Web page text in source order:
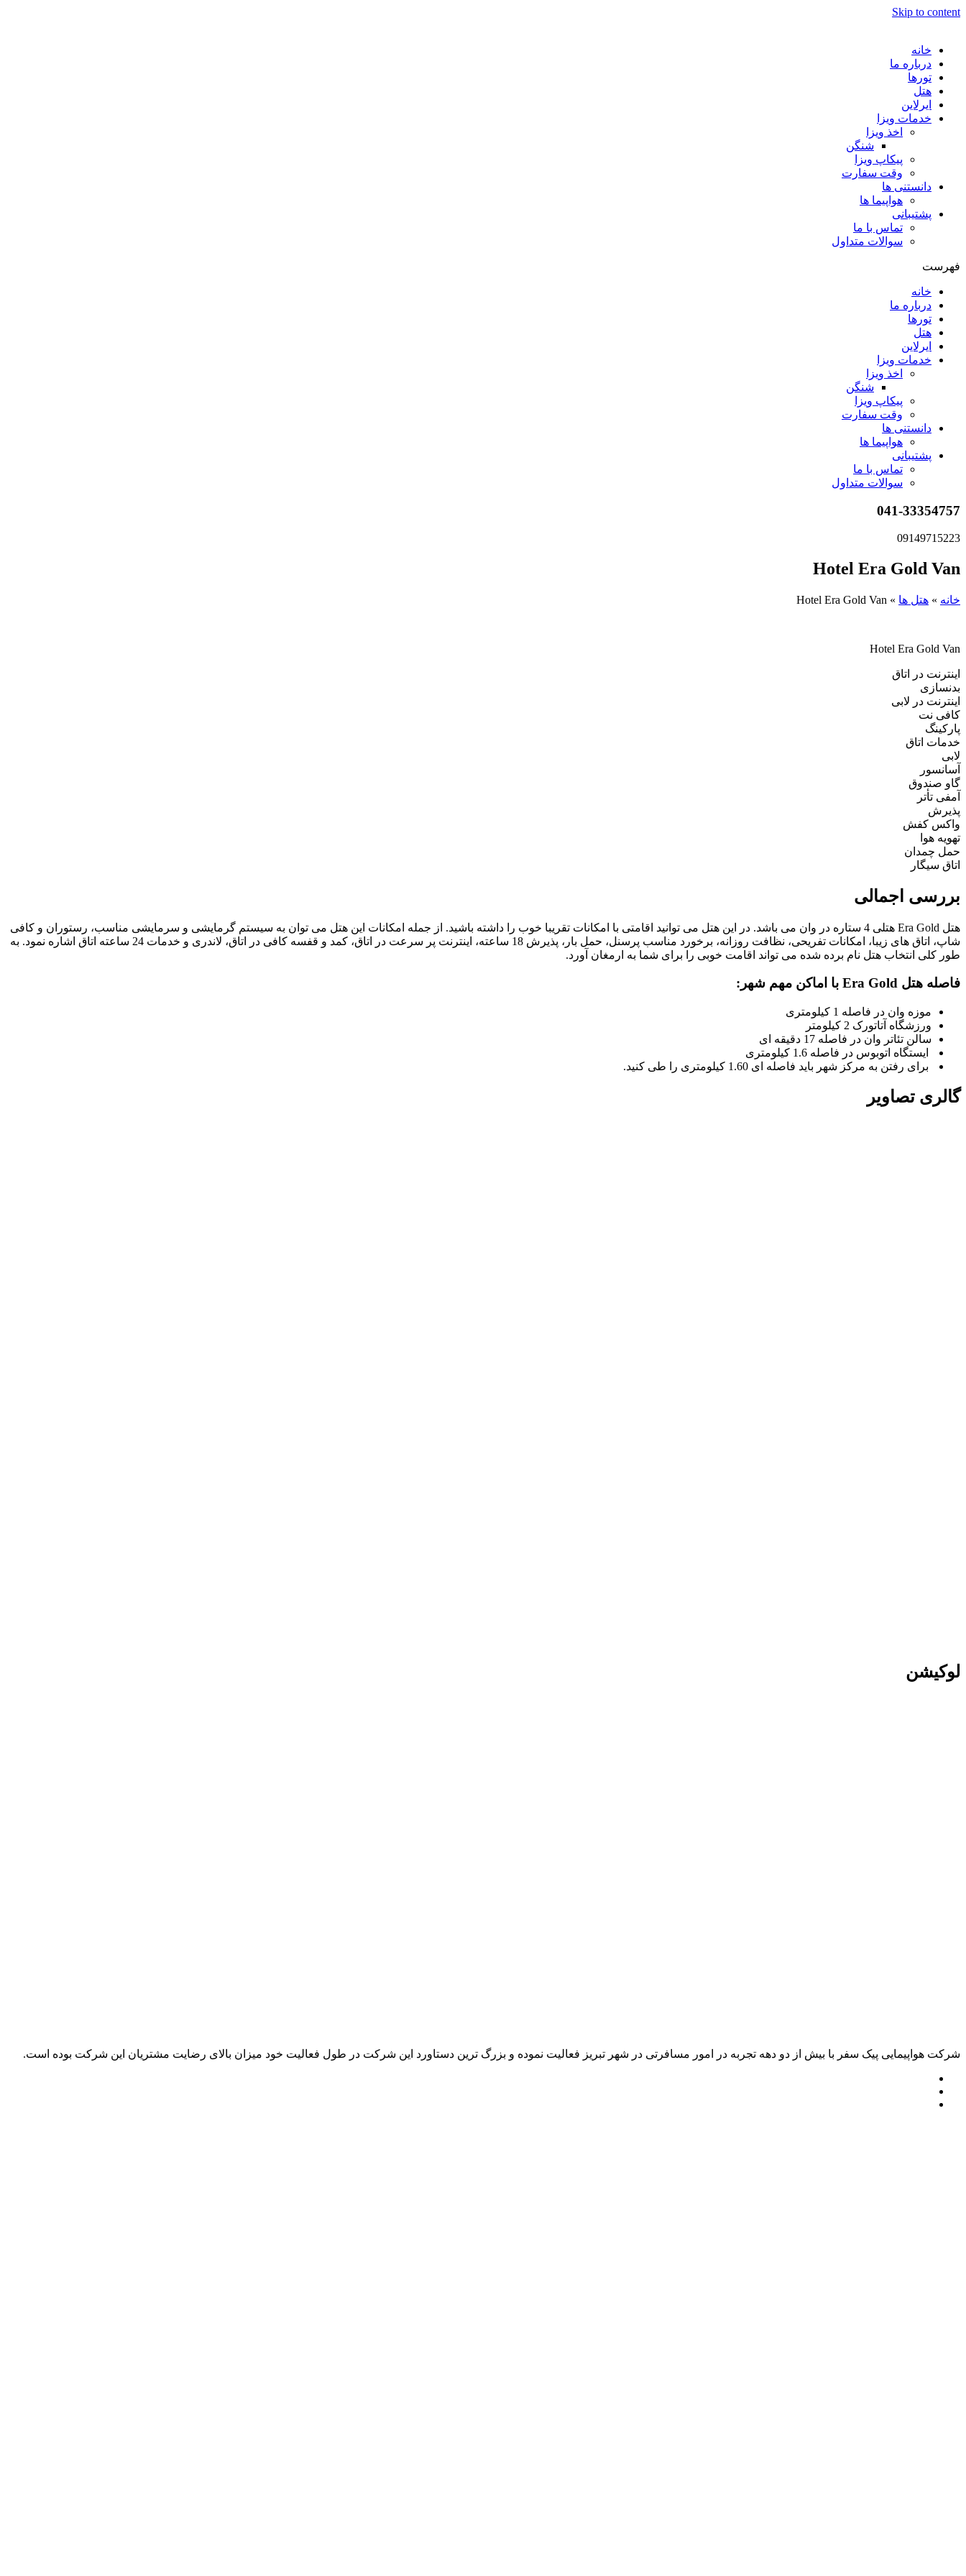
Skip to content
خانه
درباره ما
تورها
هتل
ایرلاین
خدمات ویزا
اخذ ویزا
شنگن
پیکاپ ویزا
وقت سفارت
دانستنی ها
هواپیما ها
پشتیبانی
تماس با ما
سوالات متداول
فهرست
خانه
درباره ما
تورها
هتل
ایرلاین
خدمات ویزا
اخذ ویزا
شنگن
پیکاپ ویزا
وقت سفارت
دانستنی ها
هواپیما ها
پشتیبانی
تماس با ما
سوالات متداول
041-33354757
09149715223
Hotel Era Gold Van
خانه » هتل ها »
Hotel Era Gold Van
Hotel Era Gold Van
اینترنت در اتاق
بدنسازی
اینترنت در لابی
کافی نت
پارکینگ
خدمات اتاق
لابی
آسانسور
گاو صندوق
آمفی تأتر
پذیرش
واکس کفش
تهویه هوا
حمل چمدان
اتاق سیگار
بررسی اجمالی
هتل Era Gold هتلی 4 ستاره در وان می باشد. در این هتل می توانید اقامتی با امکانات تقریبا خوب را داشته باشید. از جمله امکانات این هتل می توان به سیستم گرمایشی و سرمایشی مناسب، رستوران و کافی
شاپ، اتاق های زیبا، امکانات تفریحی، نظافت روزانه، برخورد مناسب پرسنل، حمل بار، پذیرش 18 ساعته، اینترنت پر سرعت در اتاق، کمد و قفسه کافی در اتاق، لاندری و خدمات 24 ساعته اتاق اشاره نمود. به
طور کلی انتخاب هتل نام برده شده می تواند اقامت خوبی را برای شما به ارمغان آورد.
فاصله هتل Era Gold با اماکن مهم شهر:
موزه وان در فاصله 1 کیلومتری
ورزشگاه آتاتورک 2 کیلومتر
سالن تئاتر وان در فاصله 17 دقیقه ای
ایستگاه اتوبوس در فاصله 1.6 کیلومتری
برای رفتن به مرکز شهر باید فاصله ای 1.60 کیلومتری را طی کنید.
گالری تصاویر
لوکیشن
شرکت هواپیمایی پیک سفر با بیش از دو دهه تجربه در امور مسافرتی در شهر تبریز فعالیت نموده و بزرگ ترین دستاورد این شرکت در طول فعالیت خود میزان بالای رضایت مشتریان این شرکت بوده است.